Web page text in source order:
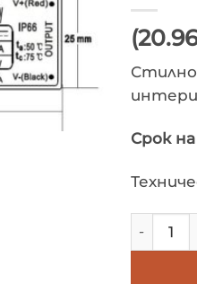
Срок